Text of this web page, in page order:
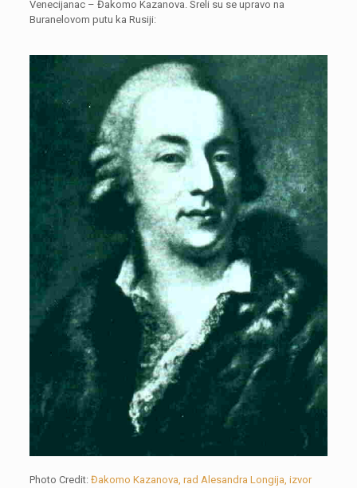
Venecijanac – Đakomo Kazanova. Sreli su se upravo na
Buranelovom putu ka Rusiji:
Photo Credit: Đakomo Kazanova, rad Alesandra Longija, izvor